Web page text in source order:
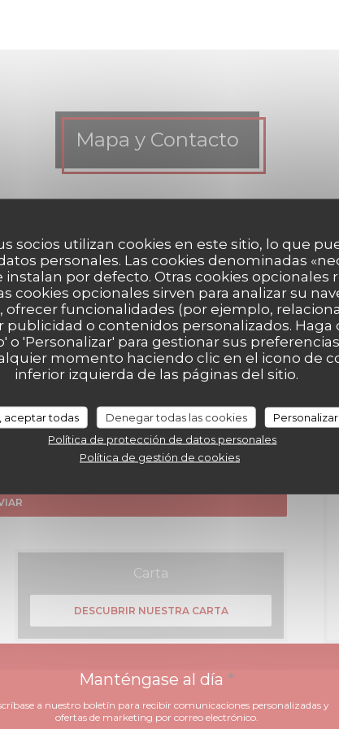
socios utilizan cookies en este sitio, lo que
personales. Las cookies denominadas
instalan por defecto. Otras cookies opcionales
cookies opcionales sirven para analizar su
ofrecer funcionalidades (por ejemplo,
publicidad o contenidos personalizados. Haga
o 'Personalizar' para gestionar sus
momento haciendo clic en el icono de
inferior izquierda de las páginas del sitio.
aceptar todas Denegar todas las cookies
Personalizar
Política de protección de datos personales
Política de gestión de cookies
Mapa y Contacto
formulario.
a no recibir comunicaciones comerciales inscribiéndose en la
Carta
DESCUBRIR NUESTRA CARTA
Manténgase al día *
a nuestro boletín para recibir comunicaciones personalizadas y
ofertas de marketing por correo electrónico.